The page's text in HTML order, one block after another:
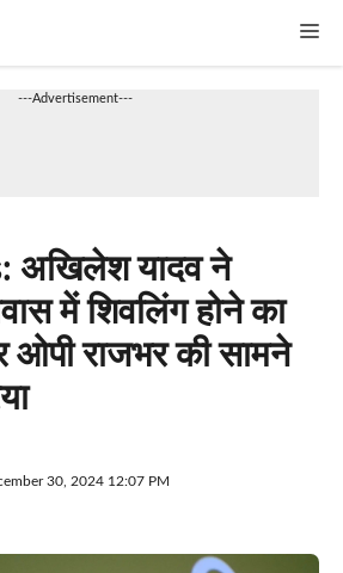
---Advertisement---
अखिलेश यादव ने
में शिवलिंग होने का
ओपी राजभर की सामने
30, 2024 12:07 PM